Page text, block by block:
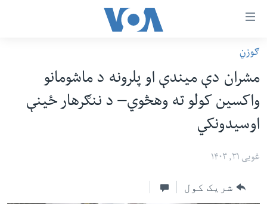
رسي
وړ
اتصالات
اصلي
افغانستان
سیمه
امریکا
ځوانان
ګوزڼ
مشران دې میندې او پلرونه د ماشومانو
واکسین کولو ته وهڅوي– د ننګرهار ځینې
اوسیدونکي
غویی ۳۱, ۱۴۰۳
شریک کول